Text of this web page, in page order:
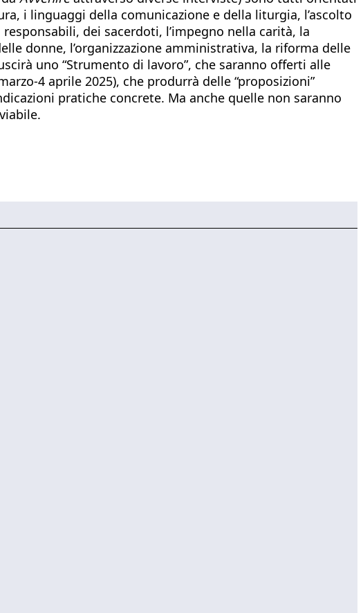
i linguaggi della comunicazione e della liturgia, l’ascolto
dei sacerdoti, l’impegno nella carità, la
donne, l’organizzazione amministrativa, la riforma delle
uno “Strumento di lavoro”, che saranno offerti alle
4 aprile 2025), che produrrà delle “proposizioni”
pratiche concrete. Ma anche quelle non saranno